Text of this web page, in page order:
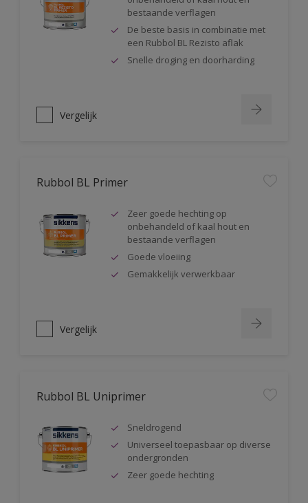
bestaande verflagen
De beste basis in combinatie met
een Rubbol BL Rezisto aflak
Snelle droging en doorharding
Vergelijk
Rubbol BL Primer
Zeer goede hechting op
onbehandeld of kaal hout en
bestaande verflagen
Goede vloeiing
Gemakkelijk verwerkbaar
Vergelijk
Rubbol BL Uniprimer
Sneldrogend
Universeel toepasbaar op diverse
ondergronden
Zeer goede hechting